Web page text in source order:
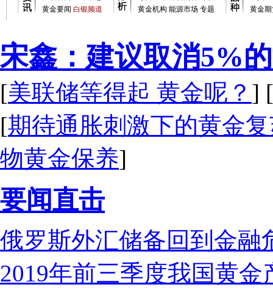
黄金要闻 白银频道
黄金机构 能源市场 专题
黄金
宋鑫：建议取消5%
[美联储等得起 黄金呢？ ] [
[期待通胀刺激下的黄金
物黄金保养]
要闻直击
俄罗斯外汇储备回到金融
2019年前三季度我国黄